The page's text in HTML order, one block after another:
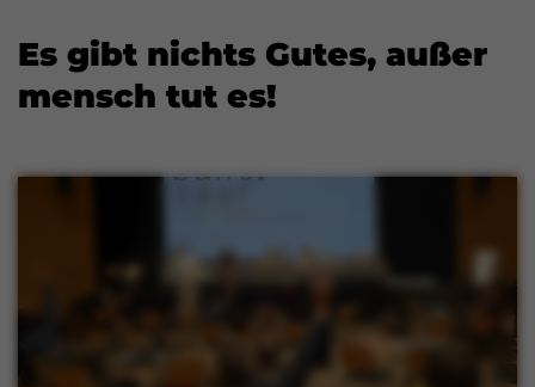
Es gibt nichts Gutes, außer
mensch tut es!